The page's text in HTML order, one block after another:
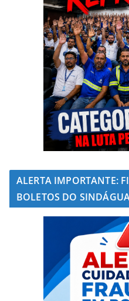
ALERTA IMPORTANTE:
BOLETOS DO